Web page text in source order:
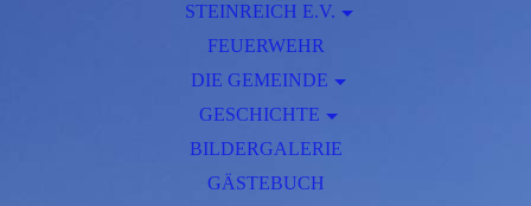
STEINREICH E.V.
DORFGEMEINSCHAFTSHAUS STEINREICH
FEUERWEHR
DIE GEMEINDE
AMTSBLATT
GEOPORTAL
SATZUNGEN
GESCHICHTE
LANDSCHLEICHER
SAGEN VON SCHENKENDORF
BILDERGALERIE
GÄSTEBUCH